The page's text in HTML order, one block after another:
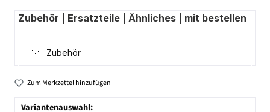
Zubehör | Ersatzteile | Ähnliches | mit bestellen
Zubehör
Zum Merkzettel hinzufügen
Variantenauswahl: